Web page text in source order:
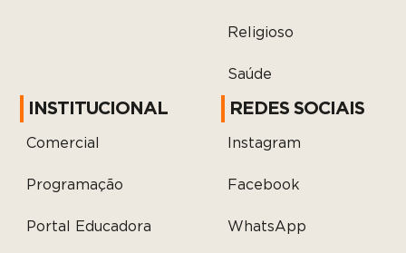
Religioso
Saúde
INSTITUCIONAL
Comercial
Programação
Portal Educadora
REDES SOCIAIS
Instagram
Facebook
WhatsApp